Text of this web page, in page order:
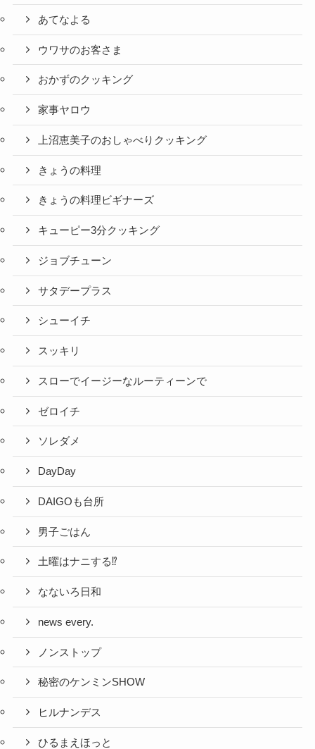
あてなよる
ウワサのお客さま
おかずのクッキング
家事ヤロウ
上沼恵美子のおしゃべりクッキング
きょうの料理
きょうの料理ビギナーズ
キューピー3分クッキング
ジョブチューン
サタデープラス
シューイチ
スッキリ
スローでイージーなルーティーンで
ゼロイチ
ソレダメ
DayDay
DAIGOも台所
男子ごはん
土曜はナニする⁉
なないろ日和
news every.
ノンストップ
秘密のケンミンSHOW
ヒルナンデス
ひるまえほっと